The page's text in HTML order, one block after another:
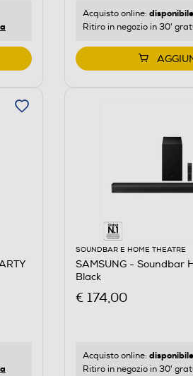
Acquisto online: disponibile
Ritiro in negozio in 30'
SOUNDBAR E HOME THEATRE
SAMSUNG - Soundbar
Black
€ 174,00
Acquisto online: disponibile
Ritiro in negozio in 30'